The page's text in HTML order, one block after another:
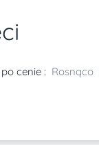
cenie : Rosnąco